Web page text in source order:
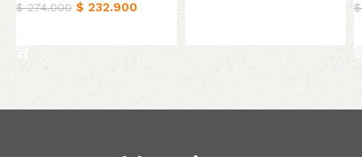
$274.000 $ 232.900 $
Read More